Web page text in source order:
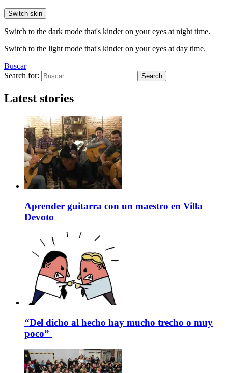
Switch skin
Switch to the dark mode that's kinder on your eyes at night time.
Switch to the light mode that's kinder on your eyes at day time.
Buscar
Search for:
Search
Latest stories
Aprender guitarra con un maestro en Villa
Devoto
“Del dicho al hecho hay mucho trecho o muy
poco”